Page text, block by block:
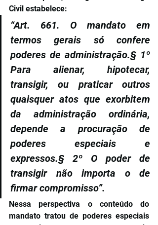
Civil estabelece:
“Art. 661. O mandato em
termos gerais só confere
poderes de administração.§ 1º
Para alienar, hipotecar,
transigir, ou praticar outros
quaisquer atos que exorbitem
da administração ordinária,
depende a procuração de
poderes especiais e
expressos.§ 2º O poder de
transigir não importa o de
firmar compromisso”.
Nessa perspectiva o conteúdo do
mandato tratou de poderes especiais